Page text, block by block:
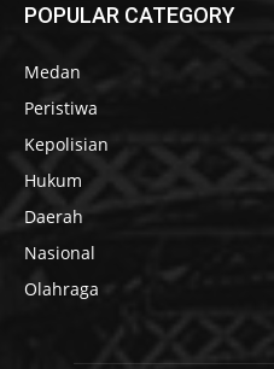
POPULAR CATEGORY
Medan
Peristiwa
Kepolisian
Hukum
Daerah
Nasional
Olahraga